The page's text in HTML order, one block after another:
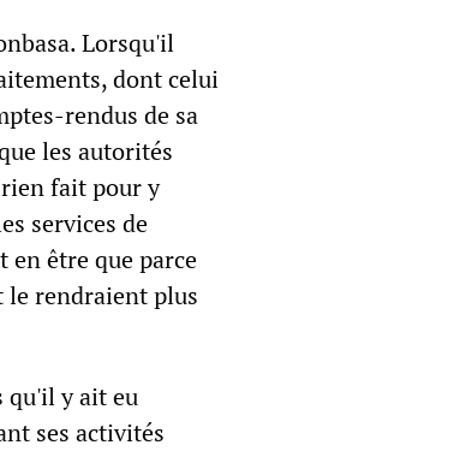
Lorsqu'il
dont celui
rendus de sa
les autorités
fait pour y
services de
en être que parce
le rendraient plus
qu'il y ait eu
ses activités